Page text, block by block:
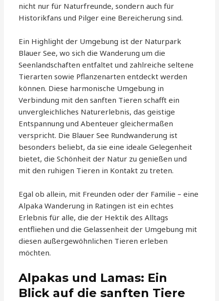
nicht nur für Naturfreunde, sondern auch für
Historikfans und Pilger eine Bereicherung sind.
Ein Highlight der Umgebung ist der Naturpark
Blauer See, wo sich die Wanderung um die
Seenlandschaften entfaltet und zahlreiche seltene
Tierarten sowie Pflanzenarten entdeckt werden
können. Diese harmonische Umgebung in
Verbindung mit den sanften Tieren schafft ein
unvergleichliches Naturerlebnis, das geistige
Entspannung und Abenteuer gleichermaßen
verspricht. Die Blauer See Rundwanderung ist
besonders beliebt, da sie eine ideale Gelegenheit
bietet, die Schönheit der Natur zu genießen und
mit den ruhigen Tieren in Kontakt zu treten.
Egal ob allein, mit Freunden oder der Familie – eine
Alpaka Wanderung in Ratingen ist ein echtes
Erlebnis für alle, die der Hektik des Alltags
entfliehen und die Gelassenheit der Umgebung mit
diesen außergewöhnlichen Tieren erleben
möchten.
Alpakas und Lamas: Ein
Blick auf die sanften Tiere